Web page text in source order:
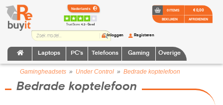
TrustScore:4.2 • Goed
Laptops PC's Telefoons Gaming Overige
Inloggen Registeren
0 ITEMS
BEKIJKEN
€ 0,00
AFREKENEN
Gamingheadsets » Under Control » Bedrade koptelefoon
Bedrade koptelefoon